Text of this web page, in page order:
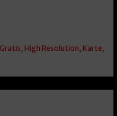
Gratis High Resolution Karte